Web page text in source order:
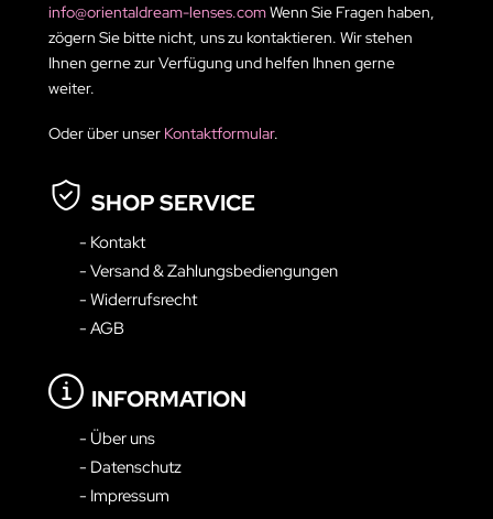
info@orientaldream-lenses.comWenn Sie Fragen haben,
zögern Sie bitte nicht, uns zu kontaktieren. Wir stehen
Ihnen gerne zur Verfügung und helfen Ihnen gerne
weiter.
Oder über unser Kontaktformular.
SHOP SERVICE
- Kontakt
- Versand & Zahlungsbediengungen
- Widerrufsrecht
- AGB
INFORMATION
- Über uns
- Datenschutz
- Impressum